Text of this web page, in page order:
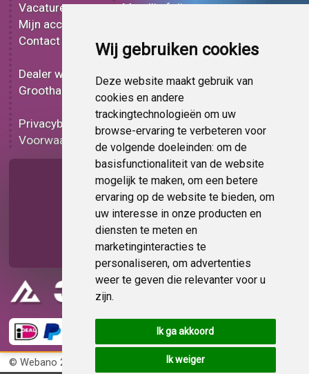
Wij gebruiken cookies
Deze website maakt gebruik van
cookies en andere
trackingtechnologieën om uw
browse-ervaring te verbeteren voor
de volgende doeleinden: om de
basisfunctionaliteit van de website
mogelijk te maken, om een betere
ervaring op de website te bieden, om
uw interesse in onze producten en
diensten te meten en
marketinginteracties te
personaliseren, om advertenties
weer te geven die relevanter voor u
zijn.
Ik ga akkoord
Ik weiger
Vacatures
Mijn account
Contact
Dealer worden
Groothandel
Privacybeleid
Voorwaarden
Metallic folie
Effect folie
Bedrukt folie
Carbon folie
Tint folie
Functionele folie
Folie korting
Op bestelling
Pagina delen
© Webano 2026